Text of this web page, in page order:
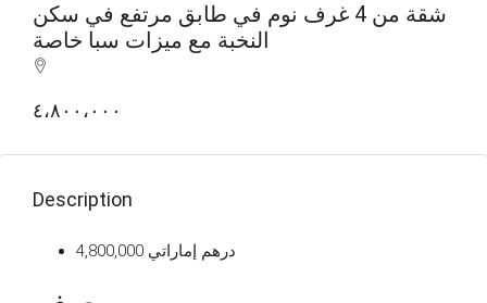
شقة من 4 غرف نوم في طابق مرتفع في سكن
النخبة مع ميزات سبا خاصة
٤،٨٠٠،٠٠٠
Description
4,800,000 درهم إماراتي